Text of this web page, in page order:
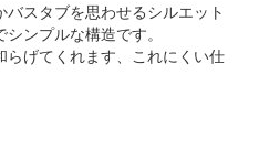
スタブを思わせるシルエット
ンプルな構造です。
げてくれます、これにくい仕